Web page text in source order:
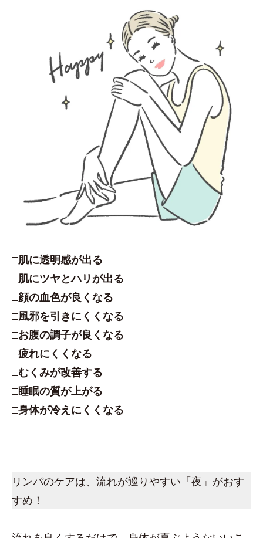
□肌に透明感が出る
□肌にツヤとハリが出る
□顔の血色が良くなる
□風邪を引きにくくなる
□お腹の調子が良くなる
□疲れにくくなる
□むくみが改善する
□睡眠の質が上がる
□身体が冷えにくくなる
リンパのケアは、流れが巡りやすい「夜」がおす
すめ！